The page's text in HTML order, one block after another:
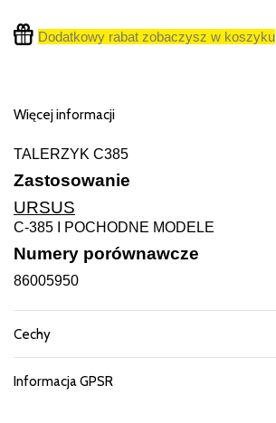
Dodatkowy rabat zobaczysz w koszyku
Więcej informacji
TALERZYK C385
Zastosowanie
URSUS
C-385 I POCHODNE MODELE
Numery porównawcze
86005950
Cechy
Informacja GPSR